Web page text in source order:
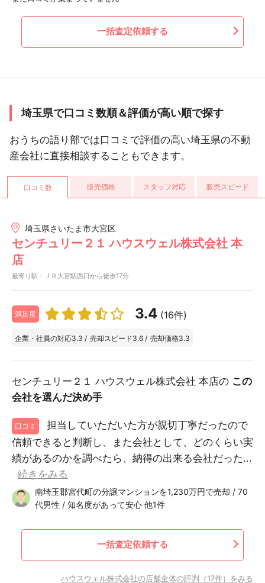
一括査定依頼する
埼玉県で口コミ数順＆評価が高い順で探す
おうちの語り部では口コミで評価の高い埼玉県の不動
産会社に直接相談することもできます。
口コミ数 販売価格 スタッフ対応 販売スピード
埼玉県さいたま市大宮区
センチュリー２１ ハウスウェル株式会社 本
店
最寄り駅：ＪＲ大宮駅西口から徒歩17分
満足度 3.4 (16件)
企業・社員の対応3.3 / 売却スピード3.6 / 売却価格3.3
センチュリー２１ ハウスウェル株式会社 本店の この
会社を選んだ決め手
口コミ
担当していただいた方が親切丁寧だったので
信頼できると判断し、また会社として、どのくらい実
績があるのかを調べたら、納得の出来る会社だった...
続きをみる
南埼玉郡宮代町の分譲マンションを1,230万円で売却 / 70
代男性 / 知名度があって安心 他1件
一括査定依頼する
ハウスウェル株式会社の店舗全体の評判（17件）をみる